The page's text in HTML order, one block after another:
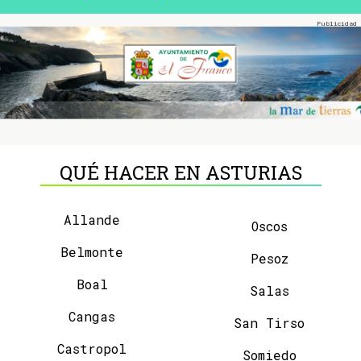
QUÉ HACER EN ASTURIAS
Allande
Belmonte
Boal
Cangas
Castropol
Oscos
Pesoz
Salas
San Tirso
Somiedo